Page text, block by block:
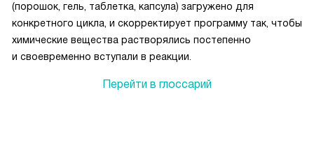
(порошок, гель, таблетка, капсула) загружено для
конкретного цикла, и скорректирует программу так, чтобы
химические вещества растворялись постепенно
и своевременно вступали в реакции.
Перейти в глоссарий